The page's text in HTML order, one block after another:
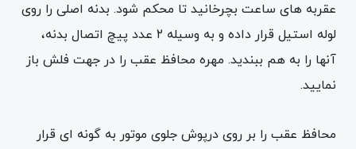
عقربه های ساعت بچرخانید تا محکم شود. بدنه اصلی را روی
لوله استیل قرار داده و به وسیله ۲ عدد پیچ اتصال بدنه،
آنها را به هم ببندید. مهره محافظ عقب را در جهت فلش باز
نمایید.
محافظ عقب را بر روی درپوش جلوی موتور به گونه ای قرار